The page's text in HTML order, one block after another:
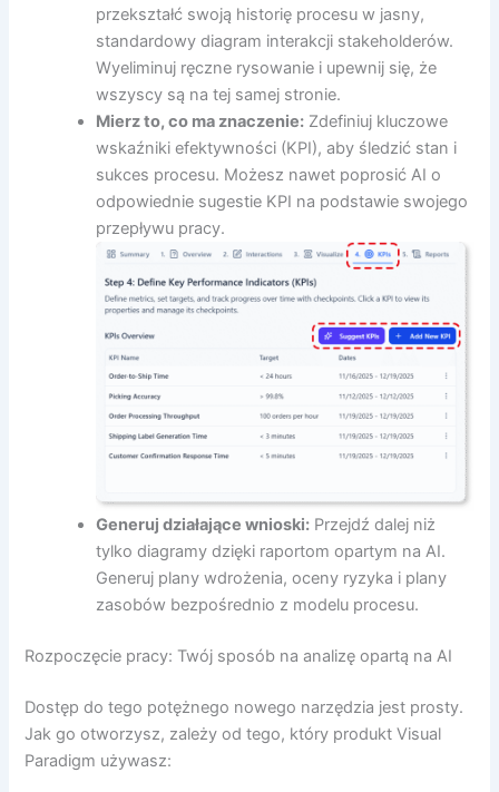
przekształć swoją historię procesu w jasny,
standardowy diagram interakcji stakeholderów.
Wyeliminuj ręczne rysowanie i upewnij się, że
wszyscy są na tej samej stronie.
Mierz to, co ma znaczenie: Zdefiniuj kluczowe
wskaźniki efektywności (KPI), aby śledzić stan i
sukces procesu. Możesz nawet poprosić AI o
odpowiednie sugestie KPI na podstawie swojego
przepływu pracy.
Generuj działające wnioski: Przejdź dalej niż
tylko diagramy dzięki raportom opartym na AI.
Generuj plany wdrożenia, oceny ryzyka i plany
zasobów bezpośrednio z modelu procesu.
Rozpoczęcie pracy: Twój sposób na analizę opartą na AI
Dostęp do tego potężnego nowego narzędzia jest prosty.
Jak go otworzysz, zależy od tego, który produkt Visual
Paradigm używasz: